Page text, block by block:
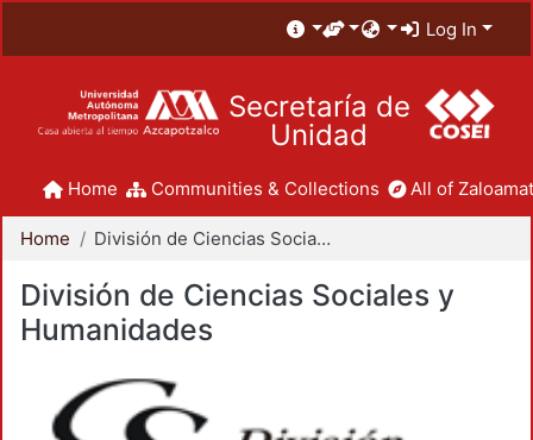
Log In
Secretaría de
Unidad
Home Communities & Collections All of
Home División de Ciencias Sociales y Humanidades
División de Ciencias Sociales y
Humanidades